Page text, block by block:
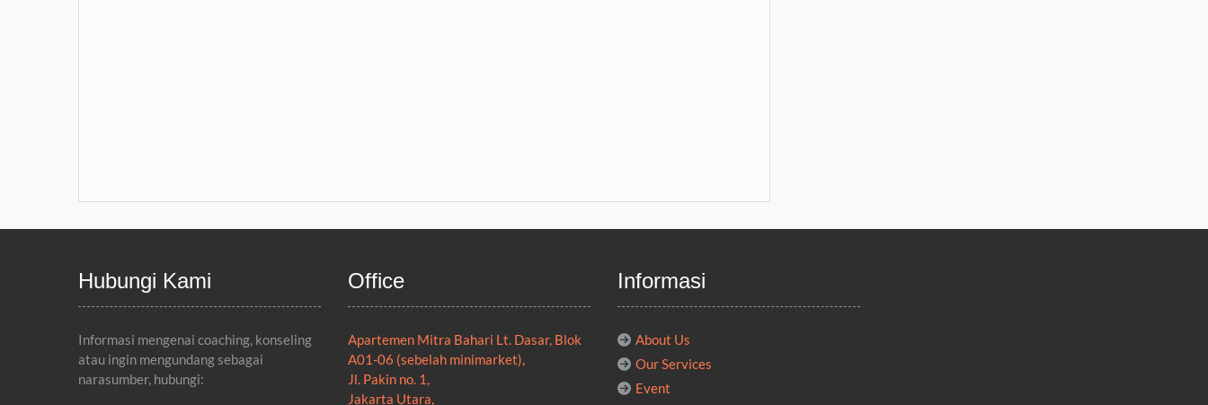
Hubungi Kami
Informasi mengenai coaching, konseling
atau ingin mengundang sebagai
narasumber, hubungi:
Office
Apartemen Mitra Bahari Lt. Dasar, Blok
A01-06 (sebelah minimarket),
Jl. Pakin no. 1,
Jakarta Utara,
Informasi
About Us
Our Services
Event